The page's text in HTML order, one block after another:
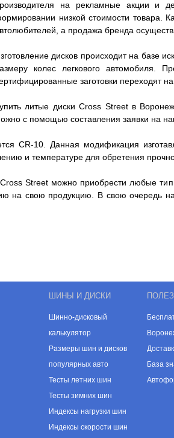
на рекламные акции и
низкой стоимости товара.
а продажа бренда
дисков происходит на базе
колес легкового автомобиля.
заготовки переходят
литые диски Cross Street в
с помощью составления заявки на
CR-10. Данная модификация
и температуре для обретения
Street можно приобрести любые
на свою продукцию. В свою очередь
ШИНЫ И ДИСКИ
Шинно-дисковый
калькулятор
Размеры шин и дисков
популярных авто
Тесты летних шин
Тесты зимних шин
Индексы нагрузки шин
Индексы скорости шин
База